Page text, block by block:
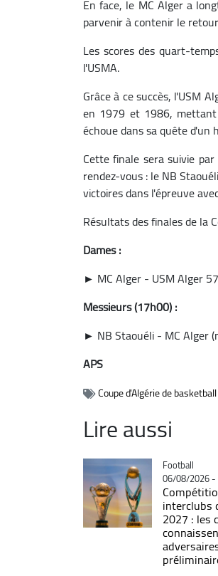
En face, le MC Alger a
parvenir à contenir le
Les scores des quart-
l'USMA.
Grâce à ce succès, l'USM
en 1979 et 1986,
échoue dans sa quête
Cette finale sera suivie
rendez-vous : le NB
victoires dans l'épreuve
Résultats des finales de la
Dames :
► MC Alger - USM Alger
Messieurs (17h00) :
► NB Staouéli - MC Alger
APS
Coupe d'Algérie de basketball
Lire aussi
Catégorie
Football
06/08/2026 -
interclubs
2027 : les